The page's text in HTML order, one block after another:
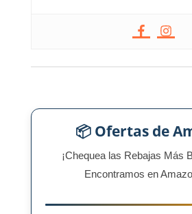
📦 Ofertas de
¡Chequea las Rebajas Más
Encontramos en